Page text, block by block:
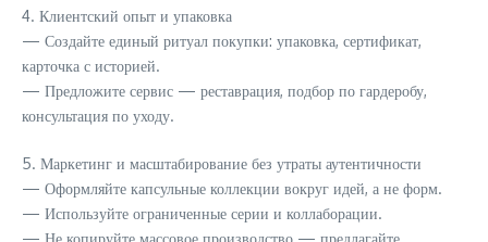
4. Клиентский опыт и упаковка
— Создайте единый ритуал покупки: упаковка, сертификат,
карточка с историей.
— Предложите сервис — реставрация, подбор по гардеробу,
консультация по уходу.
5. Маркетинг и масштабирование без утраты аутентичности
— Оформляйте капсульные коллекции вокруг идей, а не форм.
— Используйте ограниченные серии и коллаборации.